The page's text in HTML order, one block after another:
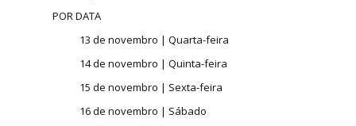
POR DATA
13 de novembro | Quarta-feira
14 de novembro | Quinta-feira
15 de novembro | Sexta-feira
16 de novembro | Sábado